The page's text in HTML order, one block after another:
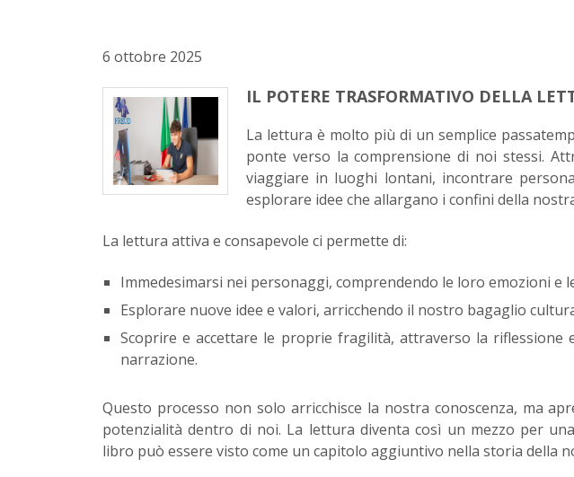
6 ottobre 2025
IL POTERE TRASFORMATIVO DELLA
La lettura è molto più di un semplice
ponte verso la comprensione di noi stessi.
viaggiare in luoghi lontani, incontrare
esplorare idee che allargano i confini della
La lettura attiva e consapevole ci permette di:
Immedesimarsi nei personaggi, comprendendo le loro emozioni e
Esplorare nuove idee e valori, arricchendo il nostro bagaglio
Scoprire e accettare le proprie fragilità, attraverso la riflessione
narrazione.
Questo processo non solo arricchisce la nostra conoscenza, ma
potenzialità dentro di noi. La lettura diventa così un mezzo per
libro può essere visto come un capitolo aggiuntivo nella storia della